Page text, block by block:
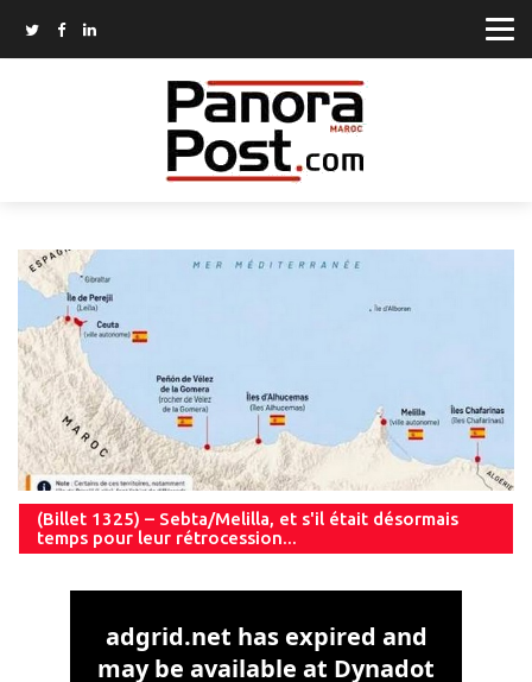
(Billet 1325) – Sebta/Melilla, et s'il était désormais
temps pour leur rétrocession...